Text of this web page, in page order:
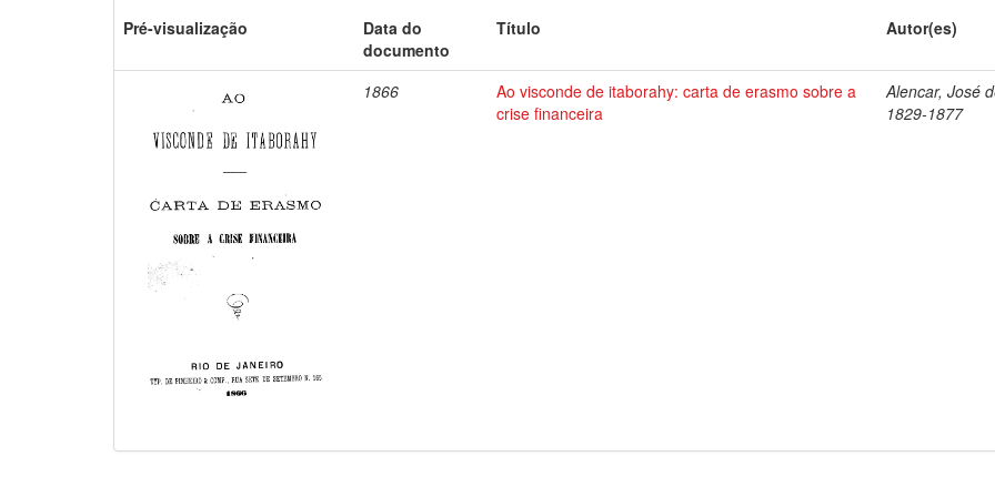
Pré-visualização
Data do
documento
Título Autor(es)
1866
Ao visconde de itaborahy: carta de erasmo sobre a
crise financeira
Alencar, José
1829-1877